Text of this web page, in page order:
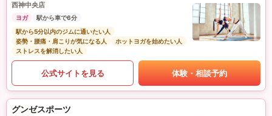
西神中央店
ヨガ
駅から車で6分
駅から5分以内のジムに通いたい人
姿勢・腰痛・肩こりが気になる人
ホットヨガを始めたい人
ストレスを解消したい人
公式サイトを見る 体験・相談予約
グンゼスポーツ